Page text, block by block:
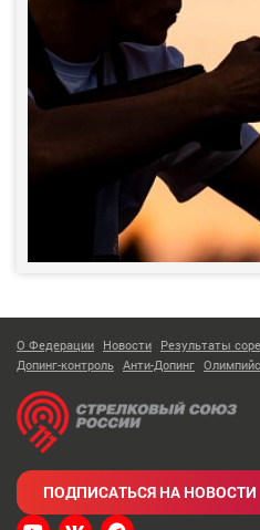
О Федерации Новости Результаты
Допинг-контроль Анти-Допинг
ПОДПИСАТЬСЯ НА НОВОСТИ